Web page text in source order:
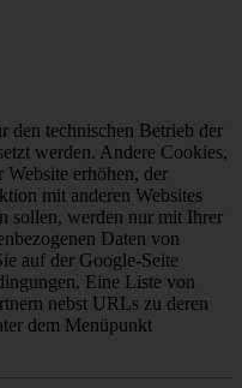
den technischen Betrieb der
werden. Andere Cookies,
erhöhen, der
mit anderen Websites
sollen, werden nur mit Ihrer
Daten von
auf der Google-Seite
Eine Liste von
nebst URLs zu deren
dem Menüpunkt